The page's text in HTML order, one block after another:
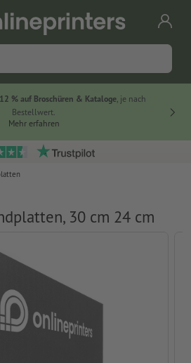
% auf Broschüren & Kataloge, je nach
Bestellwert.
Mehr erfahren
30 cm 24 cm